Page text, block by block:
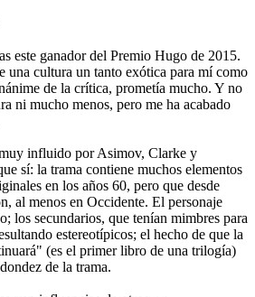
este ganador del Premio Hugo de 2015.
cultura un tanto exótica para mí como
de la crítica, prometía mucho. Y no
ni mucho menos, pero me ha acabado
influido por Asimov, Clarke y
sí: la trama contiene muchos elementos
en los años 60, pero que desde
al menos en Occidente. El personaje
los secundarios, que tenían mimbres para
estereotípicos; el hecho de que la
(es el primer libro de una trilogía)
de la trama.